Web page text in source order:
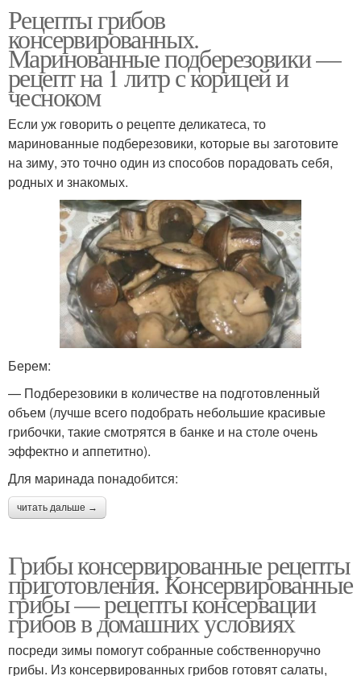
Рецепты грибов
консервированных.
Маринованные подберезовики —
рецепт на 1 литр с корицей и
чесноком
Если уж говорить о рецепте деликатеса, то
маринованные подберезовики, которые вы заготовите
на зиму, это точно один из способов порадовать себя,
родных и знакомых.
Берем:
— Подберезовики в количестве на подготовленный
объем (лучше всего подобрать небольшие красивые
грибочки, такие смотрятся в банке и на столе очень
эффектно и аппетитно).
Для маринада понадобится:
читать дальше →
Грибы консервированные рецепты
приготовления. Консервированные
грибы — рецепты консервации
грибов в домашних условиях
посреди зимы помогут собранные собственноручно
грибы. Из консервированных грибов готовят салаты,